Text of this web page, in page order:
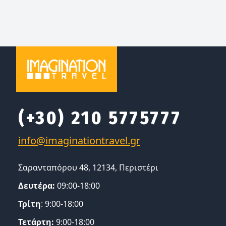
(+30) 210 5775777
Σαρανταπόρου 48, 12134, Περιστέρι
Δευτέρα: 09:00-18:00
Τρίτη: 9:00-18:00
Τετάρτη: 9:00-18:00